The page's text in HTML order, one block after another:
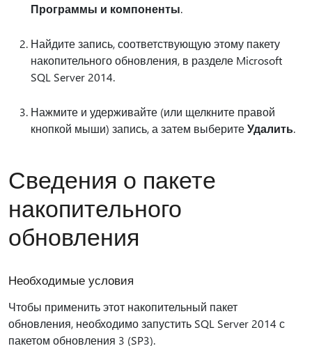
Программы и компоненты.
Найдите запись, соответствующую этому пакету
накопительного обновления, в разделе Microsoft
SQL Server 2014.
Нажмите и удерживайте (или щелкните правой
кнопкой мыши) запись, а затем выберитеУдалить.
Сведения о пакете
накопительного
обновления
Необходимые условия
Чтобы применить этот накопительный пакет
обновления, необходимо запустить SQL Server 2014 с
пакетом обновления 3 (SP3).